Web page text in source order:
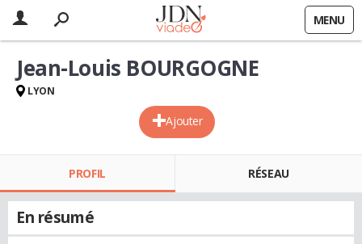
MENU
Ajouter
Jean-Louis BOURGOGNE
LYON
PROFIL RÉSEAU
En résumé